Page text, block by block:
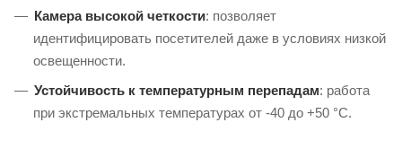
Камера высокой четкости: позволяет
идентифицировать посетителей даже в условиях низкой
освещенности.
Устойчивость к температурным перепадам: работа
при экстремальных температурах от -40 до +50 °C.